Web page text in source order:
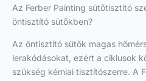
Az Ferber Painting sütőtisztító
öntisztító sütőkben?
Az öntisztító sütők magas
lerakódásokat, ezért a ciklusok
szükség kémiai tisztítószerre. A